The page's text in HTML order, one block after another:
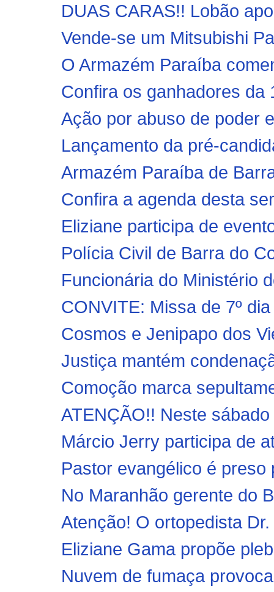
DUAS CARAS!! Lobão
Vende-se um Mitsubishi
O Armazém Paraíba
Confira os ganhadores da
Ação por abuso de poder
Lançamento da pré-
Armazém Paraíba de
Confira a agenda desta
Eliziane participa de
Polícia Civil de Barra do
Funcionária do Ministério
CONVITE: Missa de 7º
Cosmos e Jenipapo dos
Justiça mantém
Comoção marca
ATENÇÃO!! Neste
Márcio Jerry participa de
Pastor evangélico é
No Maranhão gerente do
Atenção! O ortopedista
Eliziane Gama propõe
Nuvem de fumaça